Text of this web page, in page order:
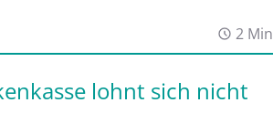
2 Min
lohnt sich nicht